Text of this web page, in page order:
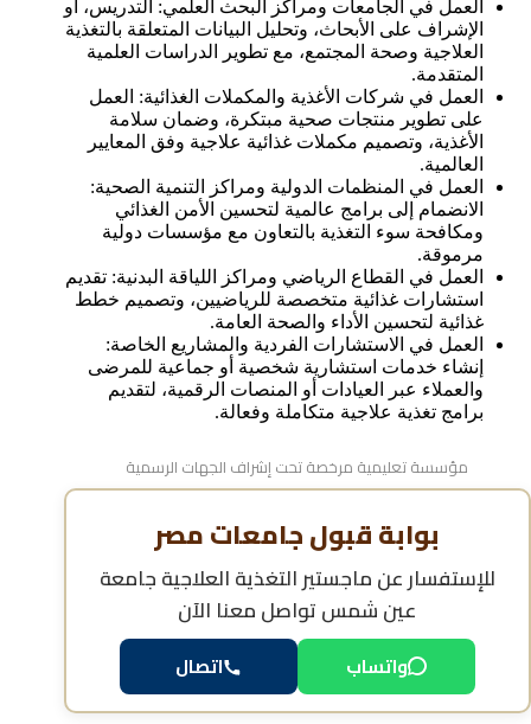
العمل في الجامعات ومراكز البحث العلمي: التدريس، أو
الإشراف على الأبحاث، وتحليل البيانات المتعلقة بالتغذية
العلاجية وصحة المجتمع، مع تطوير الدراسات العلمية
المتقدمة.
العمل في شركات الأغذية والمكملات الغذائية: العمل
على تطوير منتجات صحية مبتكرة، وضمان سلامة
الأغذية، وتصميم مكملات غذائية علاجية وفق المعايير
العالمية.
العمل في المنظمات الدولية ومراكز التنمية الصحية:
الانضمام إلى برامج عالمية لتحسين الأمن الغذائي
ومكافحة سوء التغذية بالتعاون مع مؤسسات دولية
مرموقة.
العمل في القطاع الرياضي ومراكز اللياقة البدنية: تقديم
استشارات غذائية متخصصة للرياضيين، وتصميم خطط
غذائية لتحسين الأداء والصحة العامة.
العمل في الاستشارات الفردية والمشاريع الخاصة:
إنشاء خدمات استشارية شخصية أو جماعية للمرضى
والعملاء عبر العيادات أو المنصات الرقمية، لتقديم
برامج تغذية علاجية متكاملة وفعالة.
مؤسسة تعليمية مرخصة تحت إشراف الجهات الرسمية
بوابة قبول جامعات مصر
للإستفسار عنماجستير التغذية العلاجية جامعة
عين شمستواصل معنا الآن
واتساب اتصال